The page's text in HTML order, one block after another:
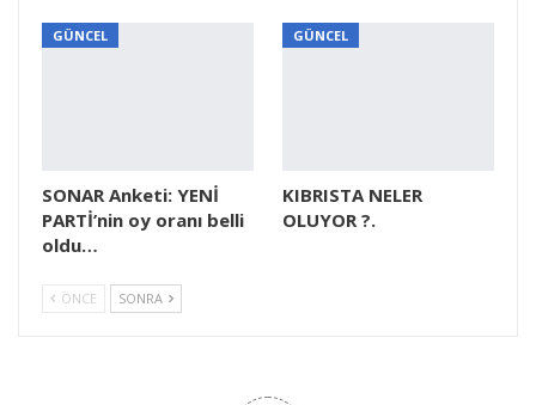
GÜNCEL
SONAR Anketi: YENİ
PARTİ’nin oy oranı belli
oldu…
GÜNCEL
KIBRISTA NELER
OLUYOR ?.
ÖNCE SONRA